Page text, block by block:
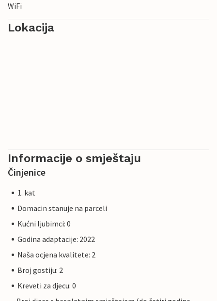
WiFi
Lokacija
Informacije o smještaju
Činjenice
1. kat
Domacin stanuje na parceli
Kućni ljubimci: 0
Godina adaptacije: 2022
Naša ocjena kvalitete: 2
Broj gostiju: 2
Kreveti za djecu: 0